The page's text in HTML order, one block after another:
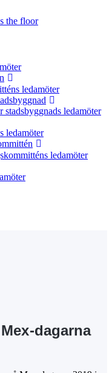
the floor
ledamöter
ledamöter
ledamöter
ledamöter
dagarna